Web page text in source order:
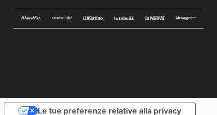
Le tue preferenze relative alla privacy